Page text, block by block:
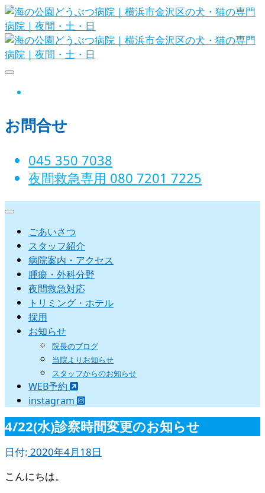
Skip
to
content
日
お問合せ
045 350 7038‬
夜間救急専用 080 7201 7225‬
ごあいさつ
スタッフ紹介
病院案内・アクセス
腫瘍・外科分野
夜間救急対応
トリミング・ホテル
採用
お知らせ
院長のブログ
当院よりお知らせ
スタッフからのお知らせ
WEB予約
instagram
4/22(水)診察時間変更のお知らせ
日付: 2020年4月18日
こんにちは。